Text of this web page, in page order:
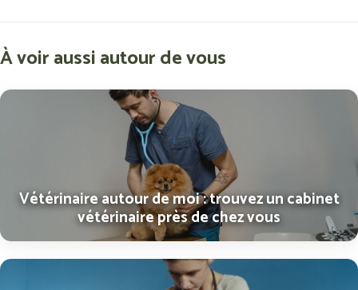
À voir aussi autour de vous
Vétérinaire autour de moi : trouvez un cabinet
vétérinaire près de chez vous